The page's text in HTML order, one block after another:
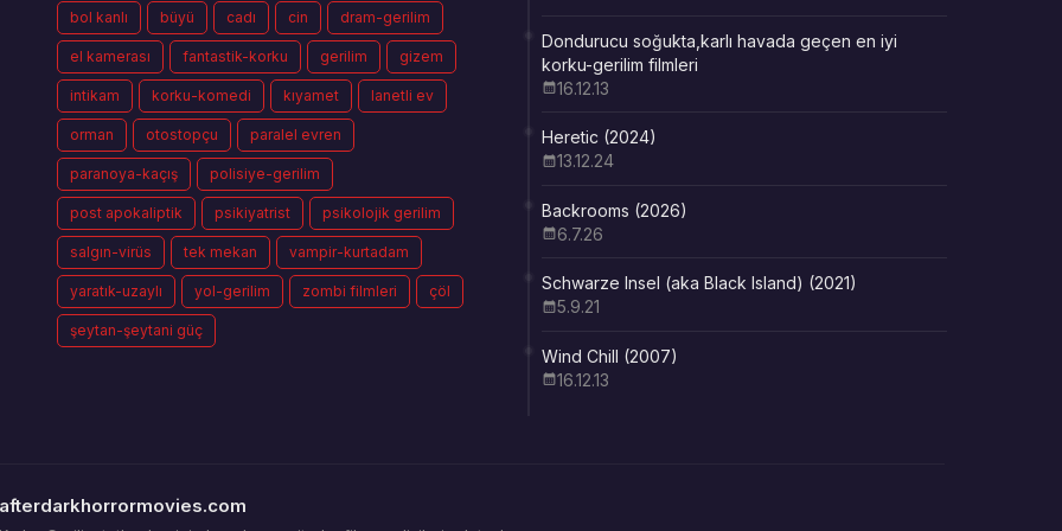
bol kanlı büyü cadı cin dram-gerilim
el kamerası fantastik-korku gerilim gizem
intikam korku-komedi kıyamet lanetli ev
orman otostopçu paralel evren
paranoya-kaçış polisiye-gerilim
post apokaliptik psikiyatrist psikolojik gerilim
salgın-virüs tek mekan vampir-kurtadam
yaratık-uzaylı yol-gerilim zombi filmleri çöl
şeytan-şeytani güç
Dondurucu soğukta,karlı havada geçen en iyi
korku-gerilim filmleri
16.12.13
Heretic (2024)
13.12.24
Backrooms (2026)
6.7.26
Schwarze Insel (aka Black Island) (2021)
5.9.21
Wind Chill (2007)
16.12.13
afterdarkhorrormovies.com